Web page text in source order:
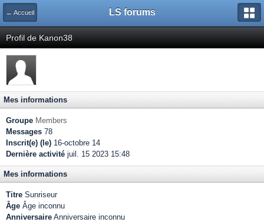
← Accueil LS forums
Profil de Kanon38
Mes informations
Groupe Members
Messages 78
Inscrit(e) (le) 16-octobre 14
Dernière activité juil. 15 2023 15:48
Mes informations
Titre Sunriseur
Âge Âge inconnu
Anniversaire Anniversaire inconnu